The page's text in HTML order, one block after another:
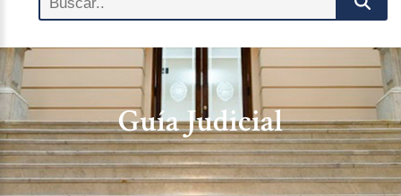
Guía Judicial